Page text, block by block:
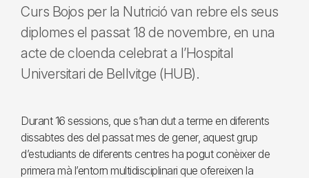
Curs Bojos per la Nutrició van rebre els seus
diplomes el passat 18 de novembre, en una
acte de cloenda celebrat a l’Hospital
Universitari de Bellvitge (HUB).
Durant 16 sessions, que s’han dut a terme en diferents
dissabtes des del passat mes de gener, aquest grup
d’estudiants de diferents centres ha pogut conèixer de
primera mà l’entorn multidisciplinari que ofereixen la